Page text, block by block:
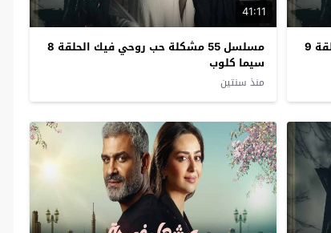
مسلسل 55 مشكلة حب روحي فيك الحلقة 9
41:11
مسلسل 55 مشكلة حب روحي فيك الحلقة 8
سيما كلوب
منذ سنتين